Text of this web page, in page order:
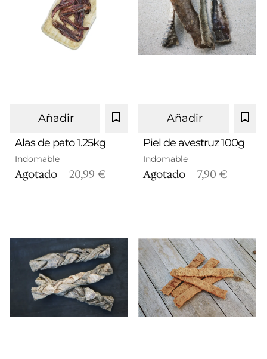
1,25 kg
Añadir
Alas de pato 1.25kg
Indomable
Agotado 20,99 €
Añadir
Piel de avestruz 100g
Indomable
Agotado 7,90 €